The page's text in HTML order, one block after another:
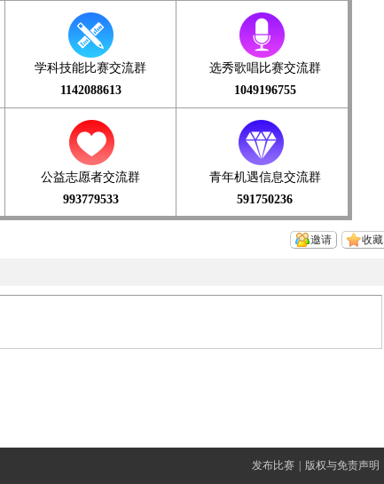
学科技能比赛交流群
1142088613
选秀歌唱比赛交流群
1049196755
公益志愿者交流群
993779533
青年机遇信息交流群
591750236
收藏
邀请
发布比赛 版权与免责声明